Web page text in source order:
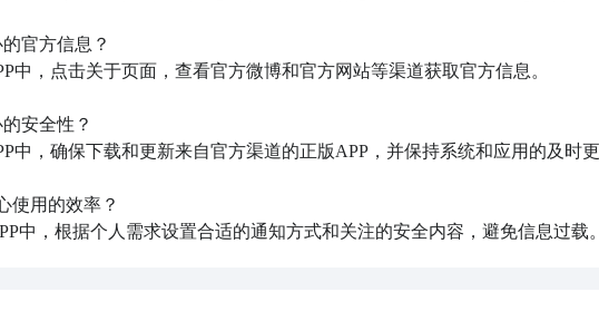
官方信息？
安全性？
使用的效率？
APP中，根据个人需求设置合适的通知方式和关注的安全内容，避免信息过载。